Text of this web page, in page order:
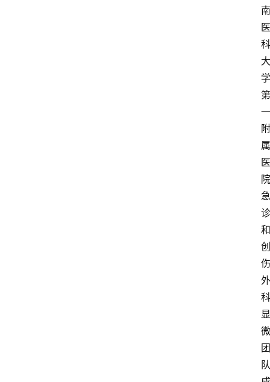
南
医
科
大
学
第
一
附
属
医
院
急
诊
和
创
伤
外
科
显
微
团
队